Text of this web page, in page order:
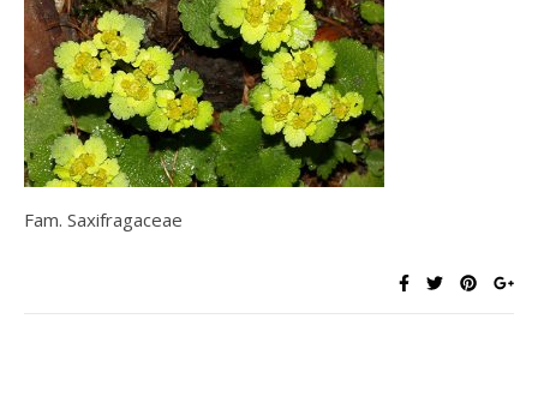
Fam. Saxifragaceae